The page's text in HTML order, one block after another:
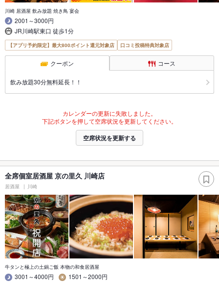
川崎 居酒屋 飲み放題 焼き鳥 宴会
2001～3000円
JR川崎駅東口 徒歩1分
【アプリ予約限定】最大800ポイント還元対象店 口コミ投稿特典対象店
クーポン コース
飲み放題30分無料延長！！
カレンダーの更新に失敗しました。
下記ボタンを押して空席状況を更新してください。
空席状況を更新する
全席個室居酒屋 京の里久 川崎店
居酒屋 川崎
牛タンと極上の土鍋ご飯 本物の和食居酒屋
3001～4000円
1501～2000円